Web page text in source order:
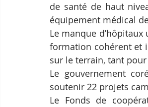
de santé de haut
équipement médical
Le manque
formation cohérent et
sur le terrain, tant
Le gouvernement
soutenir 22 projets
Le Fonds de